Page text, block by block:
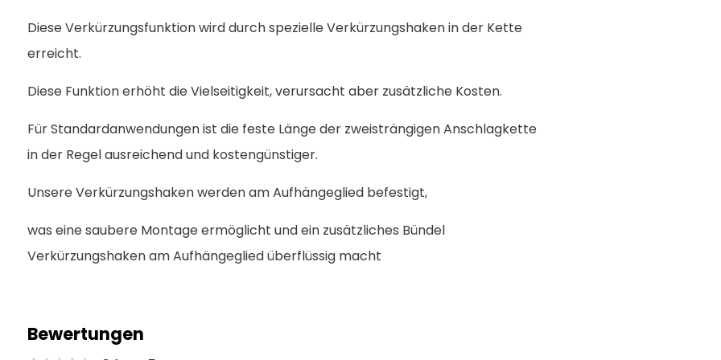
Diese Verkürzungsfunktion wird durch spezielle Verkürzungshaken in der Kette
erreicht.
Diese Funktion erhöht die Vielseitigkeit, verursacht aber zusätzliche Kosten.
Für Standardanwendungen ist die feste Länge der zweisträngigen Anschlagkette
in der Regel ausreichend und kostengünstiger.
Unsere Verkürzungshaken werden am Aufhängeglied befestigt,
was eine saubere Montage ermöglicht und ein zusätzliches Bündel
Verkürzungshaken am Aufhängeglied überflüssig macht
Bewertungen